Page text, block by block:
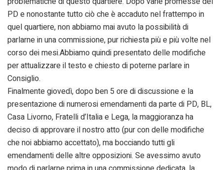
PD e nonostante tutto ciò che è accaduto nel frattempo in
quel quartiere, non abbiamo mai avuto la possibilità di
parlarne in una commissione, pur richiesta più e più volte nel
corso dei mesi.Abbiamo quindi presentato delle modifiche
per attualizzare il testo e chiesto di poterne parlare in
Consiglio.
Finalmente giovedì, dopo ben 5 ore di discussione e la
presentazione di numerosi emendamenti da parte di PD, BL,
Casa Livorno, Fratelli d’Italia e Lega, la maggioranza ha
deciso di approvare il nostro atto (pur con delle modifiche
che noi abbiamo accettato), ma bocciando tutti gli
emendamenti delle altre opposizioni. Se avessimo avuto